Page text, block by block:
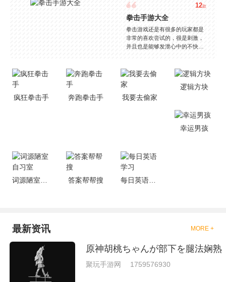
12款
拳击手游大全
拳击游戏还是有很多的玩家都是
非常的喜欢尝试的，很是刺激，
并且也是能够发泄心中的不快
是一些格斗的游戏，其实是非常
的有趣，也是相当的刺激的，游
戏中是有一些不同的场景都是能
够去进行体验的，我们也是能够
就是收集了一些有意思的拳击游
戏，相信你们一定会喜欢的。
疯狂拳击手 奔跑拳击手 我要去偷家
逻辑方块
幸运男孩
答案帮帮搜 每日英语学习
最新资讯 MORE +
原神胡桃ちゃんが部下を腿法娴熟
聚玩手游网 1759576930